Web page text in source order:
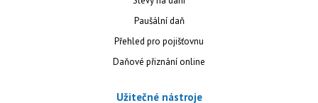
Paušální daň
Přehled pro pojišťovnu
Daňové přiznání online
Užitečné nástroje